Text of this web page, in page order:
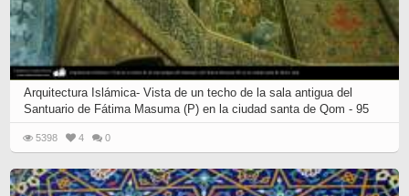
Arquitectura Islámica- Vista de un techo de la sala antigua del
Santuario de Fátima Masuma (P) en la ciudad santa de Qom - 95
5398 4 0